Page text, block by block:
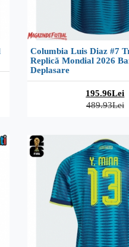
Columbia Luis Diaz #7
Replică Mondial 2026
Deplasare
195.96Lei
489.93Lei